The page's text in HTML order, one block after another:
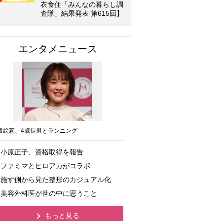
衣食住「みんなの暮らし調
査隊」結果発表 第615回】
エンタメニュース
絵莉、4歳長男とランニング
小原正子、資格取得を報告
ファミマとヒロアカがコラボ
施す側から見た整形のカジュアル化
美容外科医が世の中に思うこと
もっと見る